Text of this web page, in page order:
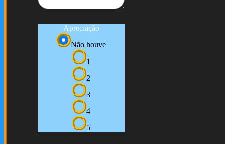
Apreciação
Não houve
1
2
3
4
5